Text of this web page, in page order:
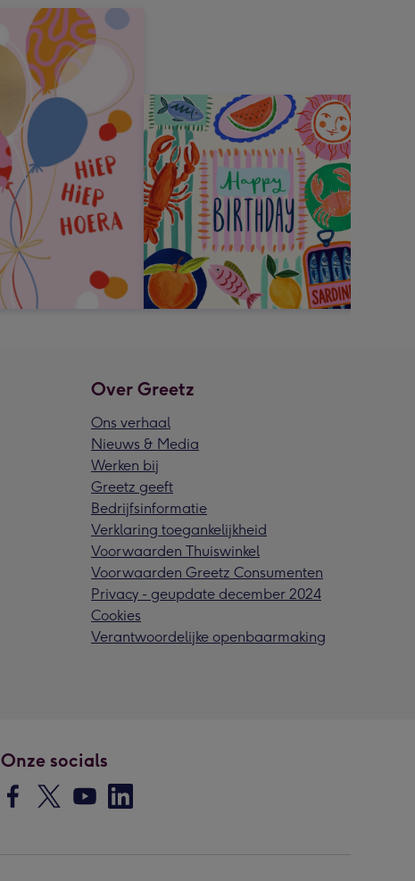
Over Greetz
Ons verhaal
Nieuws & Media
Werken bij
Greetz geeft
Bedrijfsinformatie
Verklaring toegankelijkheid
Voorwaarden Thuiswinkel
Voorwaarden Greetz Consumenten
Privacy - geupdate december 2024
Cookies
Verantwoordelijke openbaarmaking
Onze socials